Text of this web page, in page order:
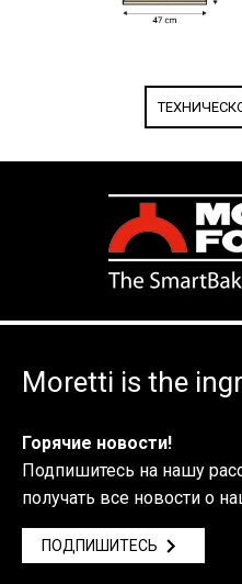
Moretti is the
Горячие новости!
Подпишитесь на нашу
получать все новости о
ПОДПИШИТЕСЬ